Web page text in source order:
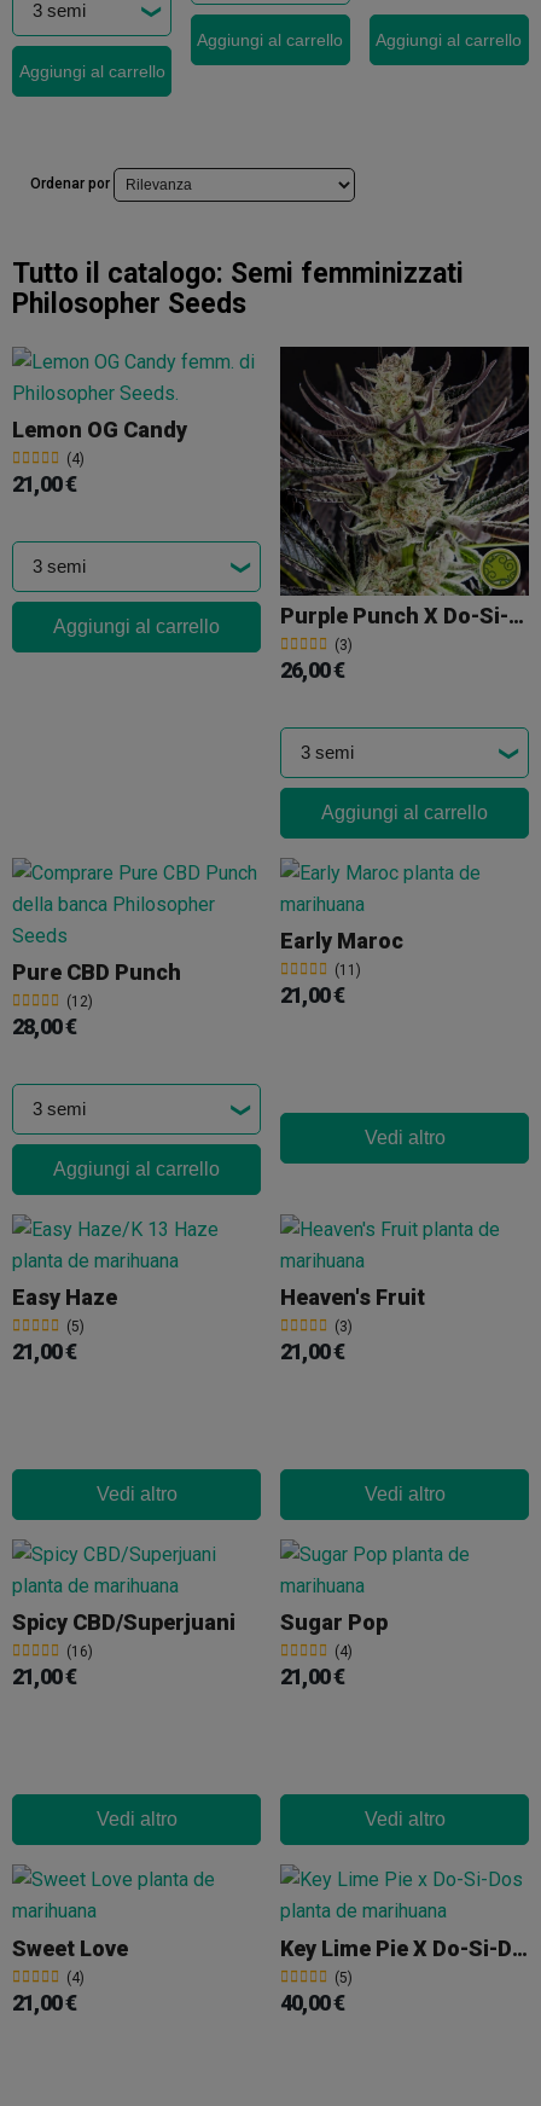
Aggiungi al carrello
Aggiungi al carrello Aggiungi al carrello
Ordenar por
Tutto il catalogo: Semi femminizzati
Philosopher Seeds
Lemon OG Candy
(4)
21,00 €
Aggiungi al carrello Purple Punch X Do-Si-Dos
(3)
26,00 €
Aggiungi al carrello
Pure CBD Punch
(12)
28,00 €
Aggiungi al carrello
Early Maroc
(11)
21,00 €
Vedi altro
Easy Haze
(5)
21,00 €
Vedi altro
Heaven's Fruit
(3)
21,00 €
Vedi altro
Spicy CBD/Superjuani
(16)
21,00 €
Vedi altro
Sugar Pop
(4)
21,00 €
Vedi altro
Sweet Love
(4)
21,00 €
Key Lime Pie X Do-Si-Dos
(5)
40,00 €